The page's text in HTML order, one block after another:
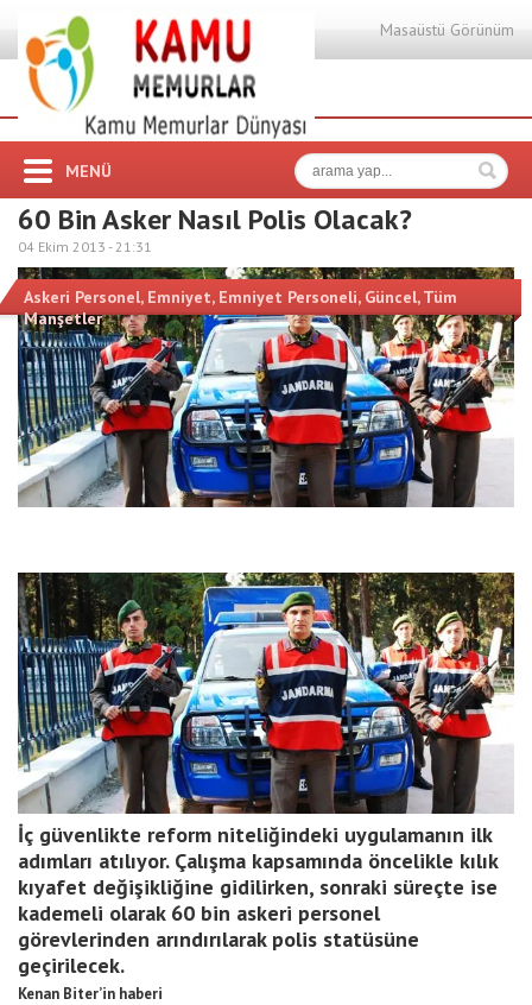
Masaüstü Görünüm
MENÜ
60 Bin Asker Nasıl Polis Olacak?
04 Ekim 2013 -21:31
Askeri Personel, Emniyet, Emniyet Personeli, Güncel,Tüm
Manşetler
İç güvenlikte reform niteliğindeki uygulamanın ilk
adımları atılıyor. Çalışma kapsamında öncelikle kılık
kıyafet değişikliğine gidilirken, sonraki süreçte ise
kademeli olarak 60 bin askeri personel
görevlerinden arındırılarak polis statüsüne
geçirilecek.
Kenan Biter’in haberi